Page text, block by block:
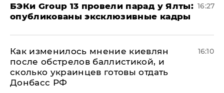
​БЭКи Group 13 провели парад у Ялты:
опубликованы эксклюзивные кадры
16:27
Как изменилось мнение киевлян
после обстрелов баллистикой, и
сколько украинцев готовы отдать
Донбасс РФ
16:10